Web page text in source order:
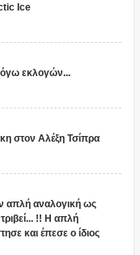
Ice
εκλογών...
στον Αλέξη Τσίπρα
απλή αναλογική ως
!! Η απλή
και έπεσε ο ίδιος